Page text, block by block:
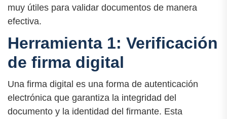
muy útiles para validar documentos de manera
efectiva.
Herramienta 1: Verificación
de firma digital
Una firma digital es una forma de autenticación
electrónica que garantiza la integridad del
documento y la identidad del firmante. Esta